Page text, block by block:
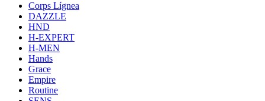
Corps Lígnea
DAZZLE
HND
H-EXPERT
H-MEN
Hands
Grace
Empire
Routine